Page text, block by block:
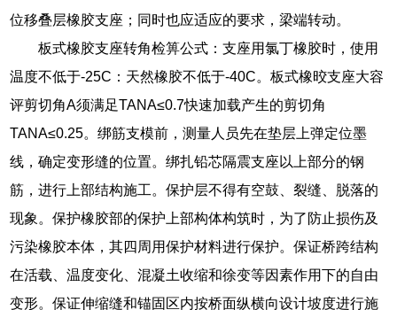
位移叠层橡胶支座；同时也应适应的要求，梁端转动。
板式橡胶支座转角检箅公式：支座用氯丁橡胶时，使用
温度不低于-25C：天然橡胶不低于-40C。板式橡晈支座大容
评剪切角A须满足TANA≤0.7快速加载产生的剪切角
TANA≤0.25。绑筋支模前，测量人员先在垫层上弹定位墨
线，确定变形缝的位置。绑扎铅芯隔震支座以上部分的钢
筋，进行上部结构施工。保护层不得有空鼓、裂缝、脱落的
现象。保护橡胶部的保护上部构体构筑时，为了防止损伤及
污染橡胶本体，其四周用保护材料进行保护。保证桥跨结构
在活载、温度变化、混凝土收缩和徐变等因素作用下的自由
变形。保证伸缩缝和锚固区内按桥面纵横向设计坡度进行施